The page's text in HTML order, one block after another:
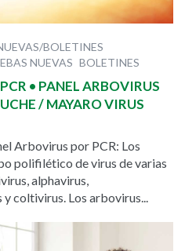
BOLETINES
NUEVAS BOLETINES
• PANEL ARBOVIRUS
/ MAYARO VIRUS
Arbovirus por PCR: Los
polifilético de virus de varias
alphavirus,
coltivirus. Los arbovirus...